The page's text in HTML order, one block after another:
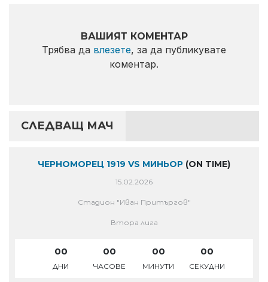
ВАШИЯТ КОМЕНТАР
Трябва да влезете, за да публикувате
коментар.
СЛЕДВАЩ МАЧ
ЧЕРНОМОРЕЦ 1919 VS МИНЬОР (ON TIME)
15.02.2026
Стадион "Иван Притъргов"
Втора лига
00
ДНИ
00
ЧАСОВЕ
00
МИНУТИ
00
СЕКУДНИ